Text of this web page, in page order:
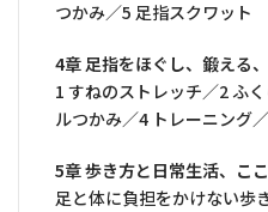
つかみ／5 足指スクワット
4章 足指をほぐし、鍛える
1 すねのストレッチ／2 ふ
ルつかみ／4 トレーニング
5章 歩き方と日常生活、こ
足と体に負担をかけない歩